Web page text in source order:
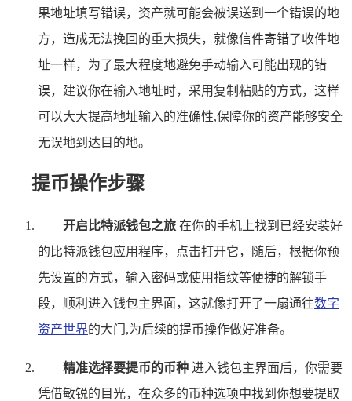
果地址填写错误，资产就可能会被误送到一个错误的地
方，造成无法挽回的重大损失，就像信件寄错了收件地
址一样，为了最大程度地避免手动输入可能出现的错
误，建议你在输入地址时，采用复制粘贴的方式，这样
可以大大提高地址输入的准确性,保障你的资产能够安全
无误地到达目的地。
提币操作步骤
开启比特派钱包之旅 在你的手机上找到已经安装好
的比特派钱包应用程序，点击打开它，随后，根据你预
先设置的方式，输入密码或使用指纹等便捷的解锁手
段，顺利进入钱包主界面，这就像打开了一扇通往数字
资产世界的大门,为后续的提币操作做好准备。
精准选择要提币的币种 进入钱包主界面后，你需要
凭借敏锐的目光，在众多的币种选项中找到你想要提取